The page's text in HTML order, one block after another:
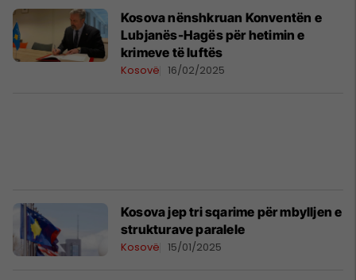
​Kosova nënshkruan Konventën e
Lubjanës-Hagës për hetimin e
krimeve të luftës
Kosovë 16/02/2025
Kosova jep tri sqarime për mbylljen e
strukturave paralele
Kosovë 15/01/2025